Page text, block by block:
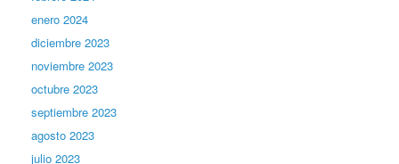
enero 2024
diciembre 2023
noviembre 2023
octubre 2023
septiembre 2023
agosto 2023
julio 2023